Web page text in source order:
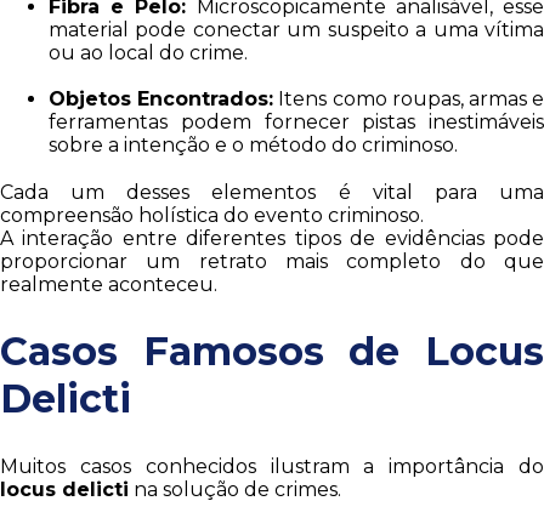
Fibra e Pelo: Microscopicamente analisável, esse
material pode conectar um suspeito a uma vítima
ou ao local do crime.
Objetos Encontrados: Itens como roupas, armas e
ferramentas podem fornecer pistas inestimáveis
sobre a intenção e o método do criminoso.
Cada um desses elementos é vital para uma
compreensão holística do evento criminoso.
A interação entre diferentes tipos de evidências pode
proporcionar um retrato mais completo do que
realmente aconteceu.
Casos Famosos de Locus
Delicti
Muitos casos conhecidos ilustram a importância do
locus delicti na solução de crimes.